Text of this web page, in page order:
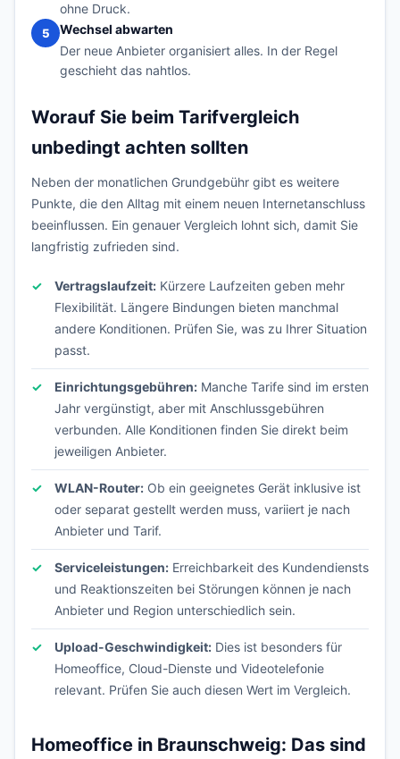
ohne Druck.
5
Wechsel abwarten
Der neue Anbieter organisiert alles. In der Regel
geschieht das nahtlos.
Worauf Sie beim Tarifvergleich
unbedingt achten sollten
Neben der monatlichen Grundgebühr gibt es weitere
Punkte, die den Alltag mit einem neuen Internetanschluss
beeinflussen. Ein genauer Vergleich lohnt sich, damit Sie
langfristig zufrieden sind.
Vertragslaufzeit: Kürzere Laufzeiten geben mehr
Flexibilität. Längere Bindungen bieten manchmal
andere Konditionen. Prüfen Sie, was zu Ihrer Situation
passt.
Einrichtungsgebühren: Manche Tarife sind im ersten
Jahr vergünstigt, aber mit Anschlussgebühren
verbunden. Alle Konditionen finden Sie direkt beim
jeweiligen Anbieter.
WLAN-Router: Ob ein geeignetes Gerät inklusive ist
oder separat gestellt werden muss, variiert je nach
Anbieter und Tarif.
Serviceleistungen: Erreichbarkeit des Kundendiensts
und Reaktionszeiten bei Störungen können je nach
Anbieter und Region unterschiedlich sein.
Upload-Geschwindigkeit: Dies ist besonders für
Homeoffice, Cloud-Dienste und Videotelefonie
relevant. Prüfen Sie auch diesen Wert im Vergleich.
Homeoffice in Braunschweig: Das sind